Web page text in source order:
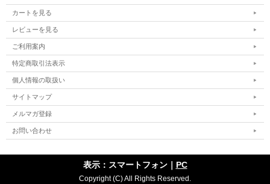
カートを見る
レビューを見る
ご利用案内
特定商取引法表示
個人情報の取扱い
サイトマップ
メルマガ登録
お問い合わせ
表示：スマートフォン｜ PC
Copyright (C) All Rights Reserved.